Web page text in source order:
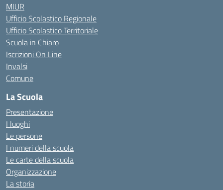
MIUR
Ufficio Scolastico Regionale
Ufficio Scolastico Territoriale
Scuola in Chiaro
Iscrizioni On Line
Invalsi
Comune
La Scuola
Presentazione
I luoghi
Le persone
I numeri della scuola
Le carte della scuola
Organizzazione
La storia